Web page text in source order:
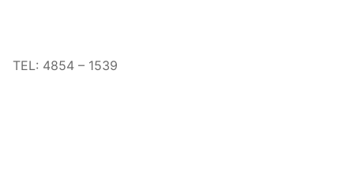
TEL: 4854 – 1539